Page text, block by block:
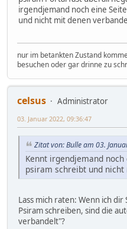
irgendjemand noch eine
und nicht mit denen
nur im betankten Zustand
besuchen oder gar drinne zu
celsus
Administrator
03. Januar 2022, 09:36:47
Zitat von: Bulle am 03.
Kennt irgendjemand
psiram schreibt und
Lass mich raten: Wenn ich
Psiram schreiben, sind die
verbandelt"?